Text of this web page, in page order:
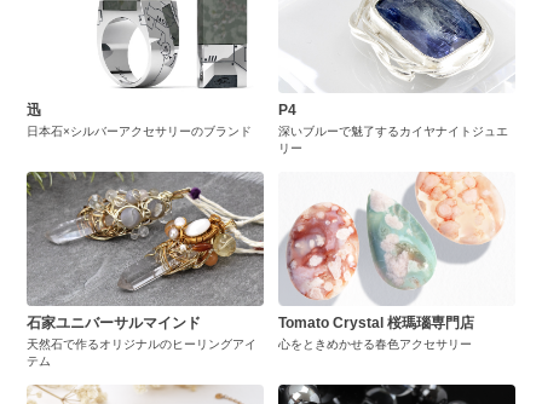
迅
日本石×シルバーアクセサリーのブランド
P4
深いブルーで魅了するカイヤナイトジュエ
リー
石家ユニバーサルマインド
天然石で作るオリジナルのヒーリングアイ
テム
Tomato Crystal 桜瑪瑙専門店
心をときめかせる春色アクセサリー